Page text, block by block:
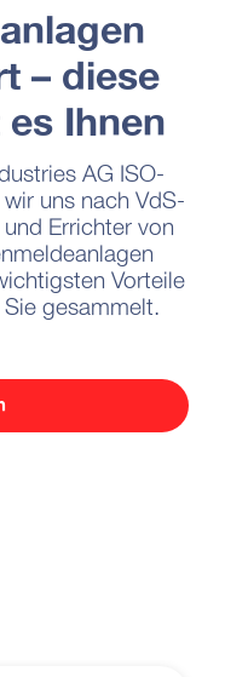
– diese
Ihnen
AG ISO-
uns nach VdS-
Errichter von
Vorteile
gesammelt.